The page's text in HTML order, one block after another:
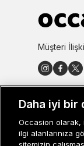
Müşteri
Daha iyi bir
Occasion olarak,
ilgi alanlarınıza